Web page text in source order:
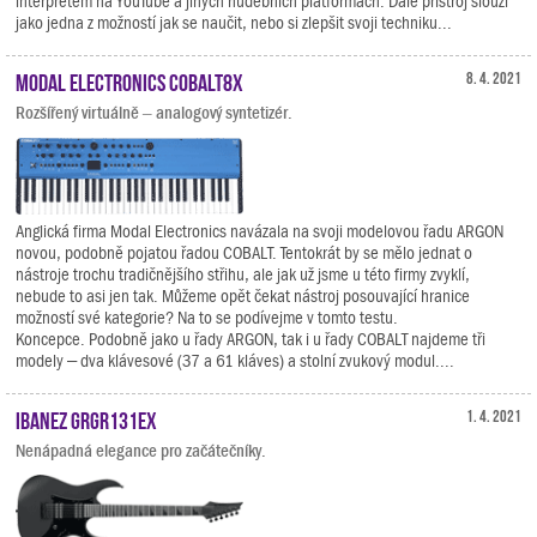
jako jedna z možností jak se naučit, nebo si zlepšit svoji techniku...
8. 4. 2021
Modal Electronics COBALT8X
Rozšířený virtuálně – analogový syntetizér.
Anglická firma Modal Electronics navázala na svoji modelovou řadu ARGON
novou, podobně pojatou řadou COBALT. Tentokrát by se mělo jednat o
nástroje trochu tradičnějšího střihu, ale jak už jsme u této firmy zvyklí,
nebude to asi jen tak. Můžeme opět čekat nástroj posouvající hranice
možností své kategorie? Na to se podívejme v tomto testu.
Koncepce. Podobně jako u řady ARGON, tak i u řady COBALT najdeme tři
modely – dva klávesové (37 a 61 kláves) a stolní zvukový modul....
1. 4. 2021
Ibanez GRGR131EX
Nenápadná elegance pro začátečníky.